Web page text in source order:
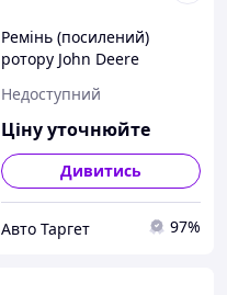
Ремінь (посилений)
ротору John Deere
Недоступний
Ціну уточнюйте
Дивитись
Авто Таргет 97%